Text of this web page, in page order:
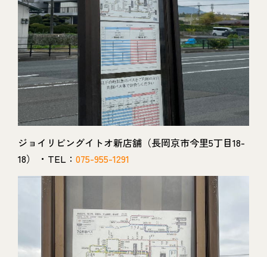
ジョイリビングイトオ新店舗（長岡京市今里5丁目18-
18） ・TEL： 075-955-1291